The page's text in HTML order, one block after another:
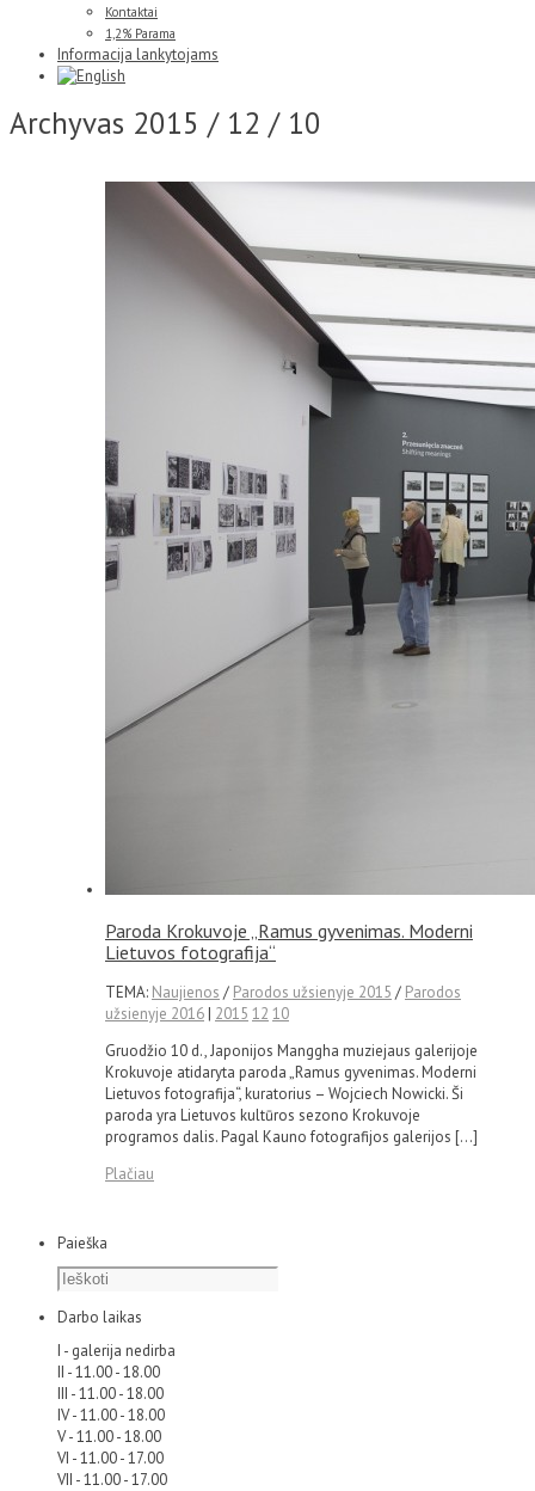
Kontaktai
1,2% Parama
Informacija lankytojams
Archyvas 2015 / 12 / 10
Paroda Krokuvoje „Ramus gyvenimas. Moderni
Lietuvos fotografija“
TEMA: Naujienos / Parodos užsienyje 2015 / Parodos
užsienyje 2016| 2015 12 10
Gruodžio 10 d., Japonijos Manggha muziejaus galerijoje
Krokuvoje atidaryta paroda „Ramus gyvenimas. Moderni
Lietuvos fotografija“, kuratorius – Wojciech Nowicki. Ši
paroda yra Lietuvos kultūros sezono Krokuvoje
programos dalis. Pagal Kauno fotografijos galerijos […]
Plačiau
Paieška
Darbo laikas
I - galerija nedirba
II - 11.00 - 18.00
III - 11.00 - 18.00
IV - 11.00 - 18.00
V - 11.00 - 18.00
VI - 11.00 - 17.00
VII - 11.00 - 17.00